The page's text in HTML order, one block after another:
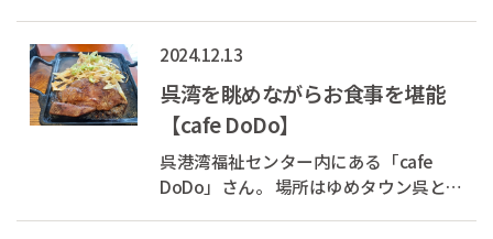
類！ 今回はカレー拌麺をチョイス。 目
の前に料理を置かれた瞬間に、とって
もスパイシーな香りが漂ってき...
2024.12.13
呉湾を眺めながらお食事を堪能
【cafe DoDo】
呉港湾福祉センター内にある「cafe
DoDo」さん。 場所はゆめタウン呉と大